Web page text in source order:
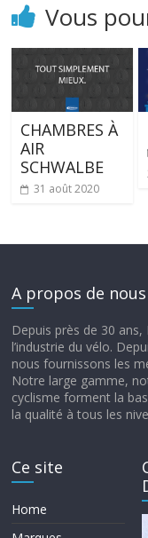
Vous
CHAMBRES À
AIR
SCHWALBE
31 août 2020
A propos de nous
Depuis près de 30
l’industrie du vélo.
nous fournissons les
Notre large gamme,
cyclisme forment la
la qualité à tous les
Ce site
Home